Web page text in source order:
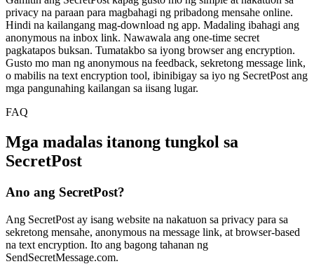
privacy na paraan para magbahagi ng pribadong mensahe online.
Hindi na kailangang mag-download ng app. Madaling ibahagi ang
anonymous na inbox link. Nawawala ang one-time secret
pagkatapos buksan. Tumatakbo sa iyong browser ang encryption.
Gusto mo man ng anonymous na feedback, sekretong message link,
o mabilis na text encryption tool, ibinibigay sa iyo ng SecretPost ang
mga pangunahing kailangan sa iisang lugar.
FAQ
Mga madalas itanong tungkol sa
SecretPost
Ano ang SecretPost?
Ang SecretPost ay isang website na nakatuon sa privacy para sa
sekretong mensahe, anonymous na message link, at browser-based
na text encryption. Ito ang bagong tahanan ng
SendSecretMessage.com.